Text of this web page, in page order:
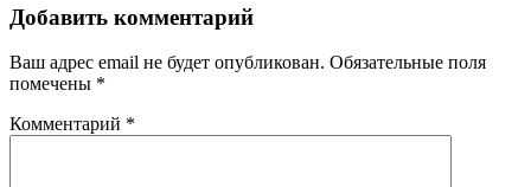
Добавить комментарий
Ваш адрес email не будет опубликован. Обязательные поля
помечены *
Комментарий *